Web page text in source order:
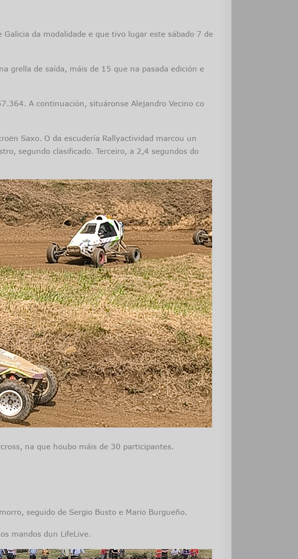
da modalidade e que tivo lugar este sábado 7 de
grella de saída, máis de 15 que na pasada edición e
A continuación, situáronse Alejandro Vecino co
Saxo. O da escudería Rallyactividad marcou un
segundo clasificado. Terceiro, a 2,4 segundos do
na que houbo máis de 30 participantes.
seguido de Sergio Busto e Mario Burgueño.
mandos dun LifeLive.